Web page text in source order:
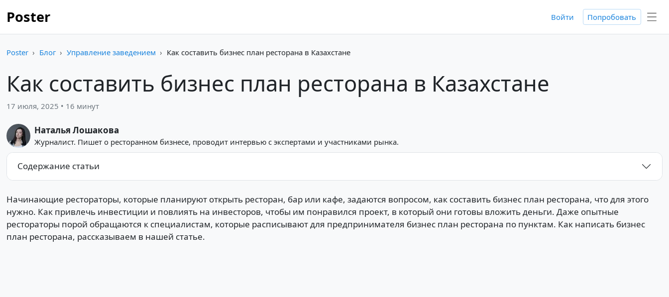
Poster Войти Попробовать
Poster Блог Управление заведением Как составить бизнес план ресторана в Казахстане
Как составить бизнес план ресторана в Казахстане
17 июля, 2025 • 16 минут
Наталья Лошакова
Журналист. Пишет о ресторанном бизнесе, проводит интервью с экспертами и участниками рынка.
Содержание статьи
Начинающие рестораторы, которые планируют открыть ресторан, бар или кафе, задаются вопросом, как составить бизнес план ресторана, что для этого
нужно. Как привлечь инвестиции и повлиять на инвесторов, чтобы им понравился проект, в который они готовы вложить деньги. Даже опытные
рестораторы порой обращаются к специалистам, которые расписывают для предпринимателя бизнес план ресторана по пунктам. Как написать бизнес
план ресторана, рассказываем в нашей статье.